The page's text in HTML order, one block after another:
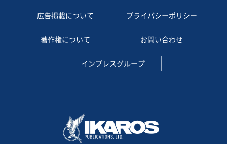
広告掲載について プライバシーポリシー
著作権について お問い合わせ
インプレスグループ